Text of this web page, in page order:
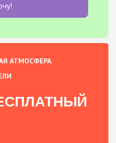
АТМОСФЕРА